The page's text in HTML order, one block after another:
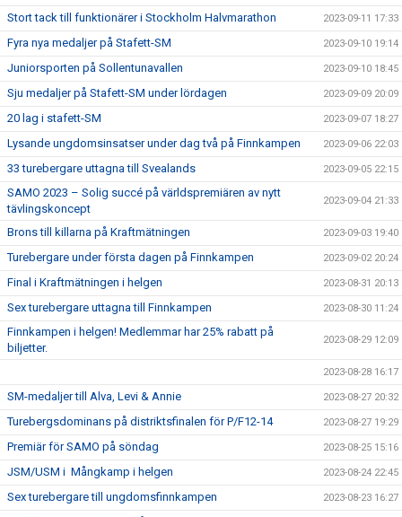
Stort tack till funktionärer i Stockholm Halvmarathon 2023-09-11 17:33
Fyra nya medaljer på Stafett-SM 2023-09-10 19:14
Juniorsporten på Sollentunavallen 2023-09-10 18:45
Sju medaljer på Stafett-SM under lördagen 2023-09-09 20:09
20 lag i stafett-SM 2023-09-07 18:27
Lysande ungdomsinsatser under dag två på Finnkampen 2023-09-06 22:03
33 turebergare uttagna till Svealands 2023-09-05 22:15
SAMO 2023 – Solig succé på världspremiären av nytt
tävlingskoncept
2023-09-04 21:33
Brons till killarna på Kraftmätningen 2023-09-03 19:40
Turebergare under första dagen på Finnkampen 2023-09-02 20:24
Final i Kraftmätningen i helgen 2023-08-31 20:13
Sex turebergare uttagna till Finnkampen 2023-08-30 11:24
Finnkampen i helgen! Medlemmar har 25% rabatt på
biljetter.
2023-08-29 12:09
2023-08-28 16:17
SM-medaljer till Alva, Levi & Annie 2023-08-27 20:32
Turebergsdominans på distriktsfinalen för P/F12-14 2023-08-27 19:29
Premiär för SAMO på söndag 2023-08-25 15:16
JSM/USM i Mångkamp i helgen 2023-08-24 22:45
Sex turebergare till ungdomsfinnkampen 2023-08-23 16:27